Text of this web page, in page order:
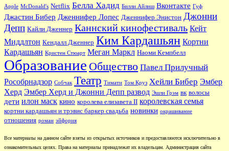
Apple McDonald's Netflix Белла Хадид Билли Айлиш Вконтакте Гуф
Джастин Бибер Дженнифер Лопес Дженнифер Энистон Джонни
Депп Кайли Дженнер Каннский кинофестиваль Кейт
Миддлтон Кендалл Дженнер Ким Кардашьян Кортни
Кардашьян Кристен Стюарт Меган Маркл Наоми Кемпбелл
Образование Общество Павел Прилучный
Рособрнадзор Собчак Театр Тимати Том Круз Хейли Бибер Эмбер
Херд Эмбер Херд и Джонни Депп развод Эшли Грэм вк волосы
дети илон маск кино королева елизавета II королевская семья
кортни кардашьян и трэвис баркер свадьба новинки окрашивание
отношения роман эйфория
Все материалы на данном сайте взяты из открытых источников и предоставляются исключительно в
ознакомительных целях. Права на материалы принадлежат их владельцам. Администрация сайта